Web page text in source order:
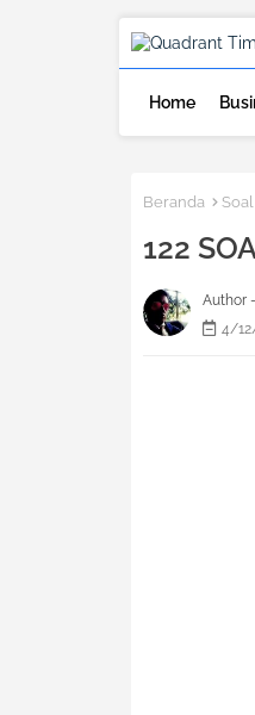
Home
Beranda Soal
122
Author -
4/